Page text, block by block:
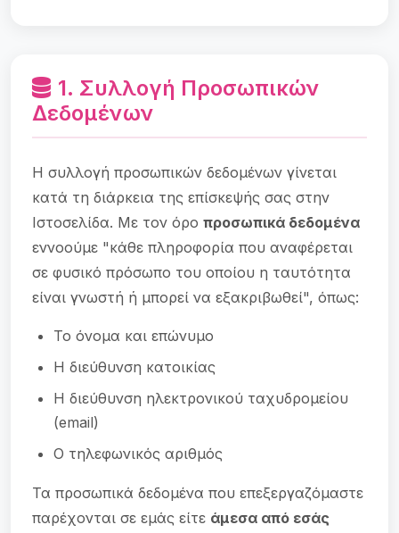
1. Συλλογή Προσωπικών
Δεδομένων
Η συλλογή προσωπικών δεδομένων γίνεται
κατά τη διάρκεια της επίσκεψής σας στην
Ιστοσελίδα. Με τον όρο προσωπικά δεδομένα
εννοούμε "κάθε πληροφορία που αναφέρεται
σε φυσικό πρόσωπο του οποίου η ταυτότητα
είναι γνωστή ή μπορεί να εξακριβωθεί", όπως:
Το όνομα και επώνυμο
Η διεύθυνση κατοικίας
Η διεύθυνση ηλεκτρονικού ταχυδρομείου
(email)
Ο τηλεφωνικός αριθμός
Τα προσωπικά δεδομένα που επεξεργαζόμαστε
παρέχονται σε εμάς είτε άμεσα από εσάς